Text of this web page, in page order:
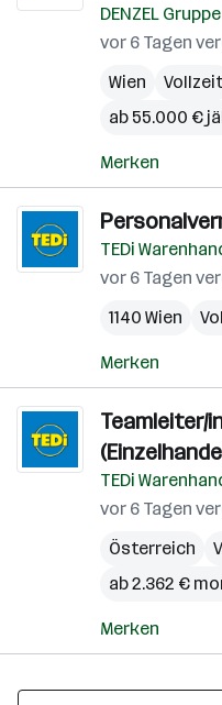
DENZEL Gruppe
vor 6 Tagen
Wien
ab 55.000 €
Merken
TEDi
vor 6 Tagen
1140 Wien
Merken
Teamleiter/
TEDi
vor 6 Tagen
Österreich
ab 2.362 €
Merken